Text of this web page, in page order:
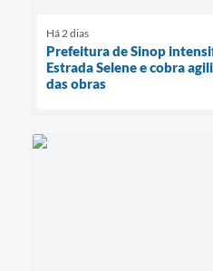
Há 2 dias
Prefeitura de Sinop
Estrada Selene e cobra
das obras